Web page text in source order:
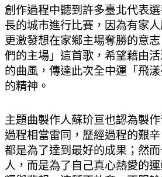
創作過程中聽到許多臺北代表
長的城市進行比賽，因為有家
更激發想在家鄉主場奪勝的意
們的主場」這首歌，希望藉由
的曲風，傳達此次全中運「飛漾
的精神。
主題曲製作人蘇玠亘也認為製
過程相當雷同，歷經過程的艱
都是為了達到最好的成果；然
人，而是為了自己真心熱愛的